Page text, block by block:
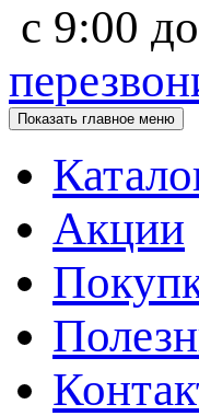
с 9:00 до
Показать главное меню
Акции